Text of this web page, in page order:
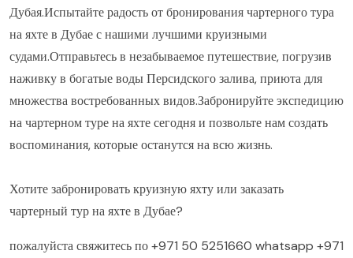
Дубая.Испытайте радость от бронирования чартерного тура
на яхте в Дубае с нашими лучшими круизными
судами.Отправьтесь в незабываемое путешествие, погрузив
наживку в богатые воды Персидского залива, приюта для
множества востребованных видов.Забронируйте экспедицию
на чартерном туре на яхте сегодня и позвольте нам создать
воспоминания, которые останутся на всю жизнь.
Хотите забронировать круизную яхту или заказать
чартерный тур на яхте в Дубае?
пожалуйста свяжитесь по+971 50 5251660 whatsapp +971